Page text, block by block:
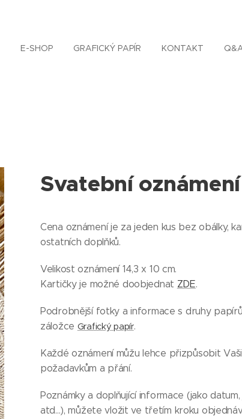
E-SHOP GRAFICKÝ PAPÍR KONTAKT
Svatební
Cena oznámení je za jeden kus bez obálky,
ostatních doplňků.
Velikost oznámení 14,3 x 10 cm.
Kartičky je možné doobjednat ZDE.
Podrobnější fotky a informace s druhy
záložce Grafický papír.
Každé oznámení můžu lehce přizpůsobit
požadavkům a přání.
Poznámky a doplňující informace (jako datum,
atd...), můžete vložit ve třetím kroku